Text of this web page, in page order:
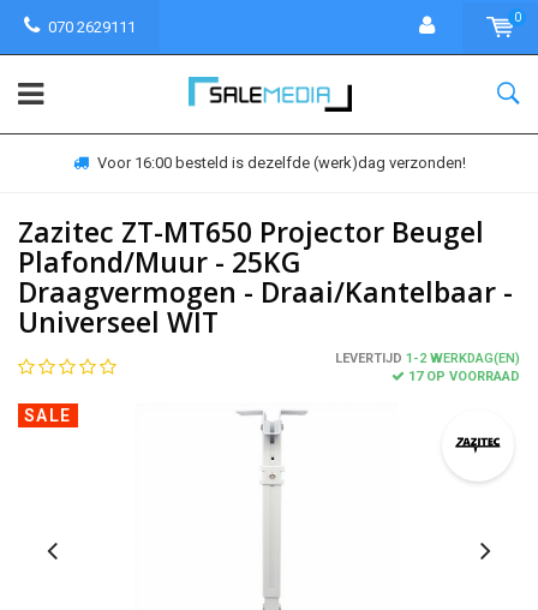
070 2629111
0
Voor 16:00 besteld is dezelfde (werk)dag verzonden!
Zazitec ZT-MT650 Projector Beugel
Plafond/Muur - 25KG
Draagvermogen - Draai/Kantelbaar -
Universeel WIT
LEVERTIJD 1-2 WERKDAG(EN)
17 OP VOORRAAD
SALE